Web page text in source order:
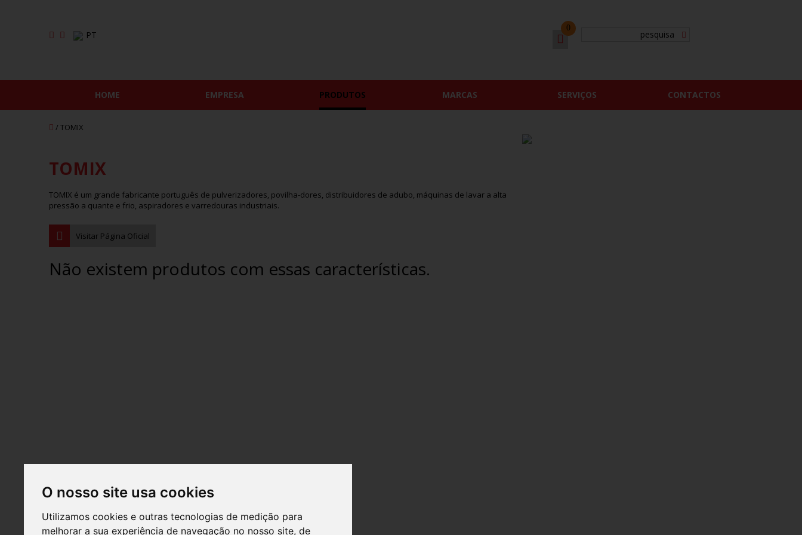
O nosso site usa cookies
Utilizamos cookies e outras tecnologias de medição para
melhorar a sua experiência de navegação no nosso site, de
PT
0
HOME EMPRESA PRODUTOS MARCAS SERVIÇOS CONTACTOS
/ TOMIX
TOMIX
TOMIX é um grande fabricante português de pulverizadores, povilha-dores, distribuidores de adubo, máquinas de lavar a alta
pressão a quante e frio, aspiradores e varredouras industriais.
Visitar Página Oficial
Não existem produtos com essas características.